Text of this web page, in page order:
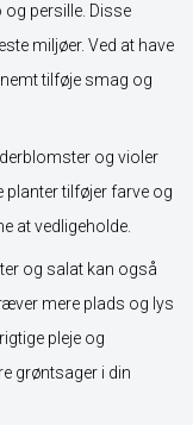
persille. Disse
miljøer. Ved at have
tilføje smag og
og violer
planter tilføjer farve og
at vedligeholde.
og salat kan også
mere plads og lys
pleje og
grøntsager i din